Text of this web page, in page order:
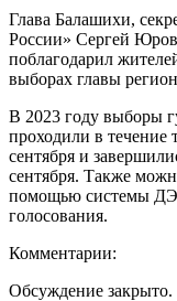
Глава Балашихи,
России» Сергей
поблагодарил
выборах главы
В 2023 году выборы
проходили в течение
сентября и
сентября. Также
помощью системы
голосования.
Комментарии:
Обсуждение закрыто.